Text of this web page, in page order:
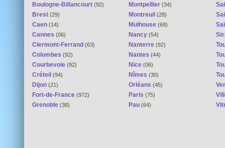
Boulogne-Billancourt (92)
Brest (29)
Caen (14)
Cannes (06)
Clermont-Ferrand (63)
Colombes (92)
Courbevoie (92)
Créteil (94)
Dijon (21)
Fort-de-France (972)
Grenoble (38)
Montpellier (34)
Montreuil (28)
Mulhouse (68)
Nancy (54)
Nanterre (92)
Nantes (44)
Nice (06)
Nîmes (30)
Orléans (45)
Paris (75)
Pau (64)